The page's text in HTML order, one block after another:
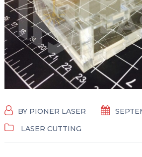
BY PIONER LASER
LASER CUTTING